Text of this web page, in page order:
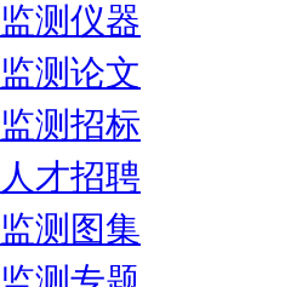
监测仪器
监测论文
监测招标
人才招聘
监测图集